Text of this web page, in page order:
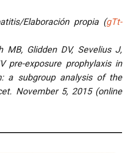
Elaboración propia (gTt-
MB, Glidden DV, Sevelius J,
pre-exposure prophylaxis in
a subgroup analysis of the
November 5, 2015 (online